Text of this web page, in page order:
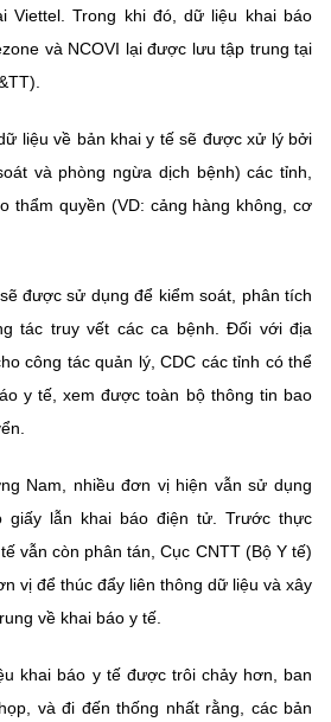
Viettel. Trong khi đó, dữ liệu khai báo
và NCOVI lại được lưu tập trung tại
liệu về bản khai y tế sẽ được xử lý bởi
và phòng ngừa dịch bệnh) các tỉnh,
thẩm quyền (VD: cảng hàng không, cơ
được sử dụng để kiểm soát, phân tích
tác truy vết các ca bệnh. Đối với địa
công tác quản lý, CDC các tỉnh có thể
y tế, xem được toàn bộ thông tin bao
Nam, nhiều đơn vị hiện vẫn sử dụng
giấy lẫn khai báo điện tử. Trước thực
vẫn còn phân tán, Cục CNTT (Bộ Y tế)
vị để thúc đẩy liên thông dữ liệu và xây
về khai báo y tế.
khai báo y tế được trôi chảy hơn, ban
và đi đến thống nhất rằng, các bản